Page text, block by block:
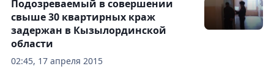
02:45, 17 апреля 2015
Подозреваемый в совершении
свыше 30 квартирных краж
задержан в Кызылординской
области